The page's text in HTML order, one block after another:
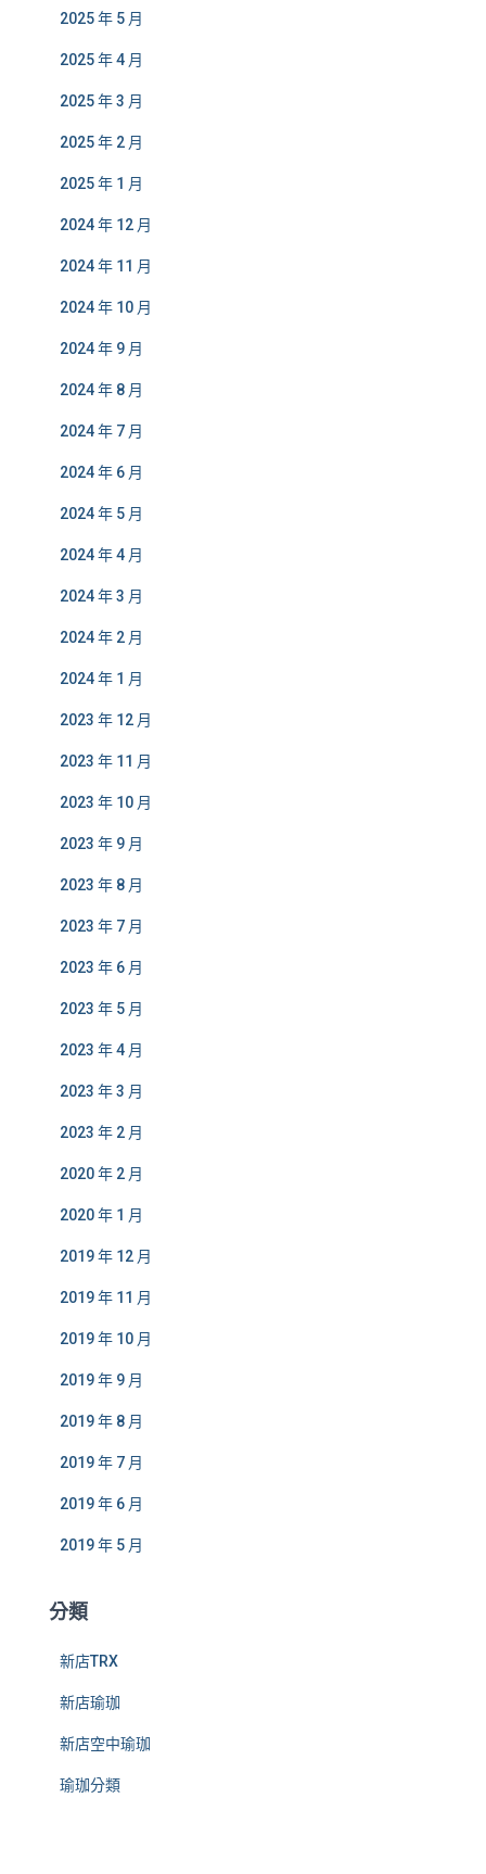
2025 年 5 月
2025 年 4 月
2025 年 3 月
2025 年 2 月
2025 年 1 月
2024 年 12 月
2024 年 11 月
2024 年 10 月
2024 年 9 月
2024 年 8 月
2024 年 7 月
2024 年 6 月
2024 年 5 月
2024 年 4 月
2024 年 3 月
2024 年 2 月
2024 年 1 月
2023 年 12 月
2023 年 11 月
2023 年 10 月
2023 年 9 月
2023 年 8 月
2023 年 7 月
2023 年 6 月
2023 年 5 月
2023 年 4 月
2023 年 3 月
2023 年 2 月
2020 年 2 月
2020 年 1 月
2019 年 12 月
2019 年 11 月
2019 年 10 月
2019 年 9 月
2019 年 8 月
2019 年 7 月
2019 年 6 月
2019 年 5 月
分類
新店TRX
新店瑜珈
新店空中瑜珈
瑜珈分類